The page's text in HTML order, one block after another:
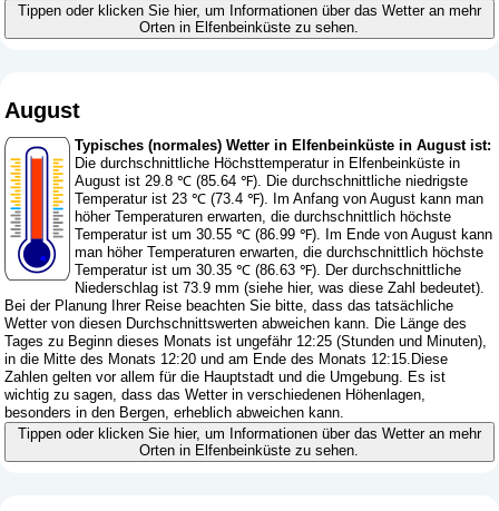
Tippen oder klicken Sie hier, um Informationen über das Wetter an mehr
Orten in Elfenbeinküste zu sehen.
August
Typisches (normales) Wetter in Elfenbeinküste in August ist:
Die durchschnittliche Höchsttemperatur in Elfenbeinküste in
August ist 29.8 ℃ (85.64 ℉). Die durchschnittliche niedrigste
Temperatur ist 23 ℃ (73.4 ℉). Im Anfang von August kann man
höher Temperaturen erwarten, die durchschnittlich höchste
Temperatur ist um 30.55 ℃ (86.99 ℉). Im Ende von August kann
man höher Temperaturen erwarten, die durchschnittlich höchste
Temperatur ist um 30.35 ℃ (86.63 ℉). Der durchschnittliche
Niederschlag ist 73.9 mm (siehe hier, was diese Zahl bedeutet).
Bei der Planung Ihrer Reise beachten Sie bitte, dass das tatsächliche
Wetter von diesen Durchschnittswerten abweichen kann. Die Länge des
Tages zu Beginn dieses Monats ist ungefähr 12:25 (Stunden und Minuten),
in die Mitte des Monats 12:20 und am Ende des Monats 12:15.Diese
Zahlen gelten vor allem für die Hauptstadt und die Umgebung. Es ist
wichtig zu sagen, dass das Wetter in verschiedenen Höhenlagen,
besonders in den Bergen, erheblich abweichen kann.
Tippen oder klicken Sie hier, um Informationen über das Wetter an mehr
Orten in Elfenbeinküste zu sehen.